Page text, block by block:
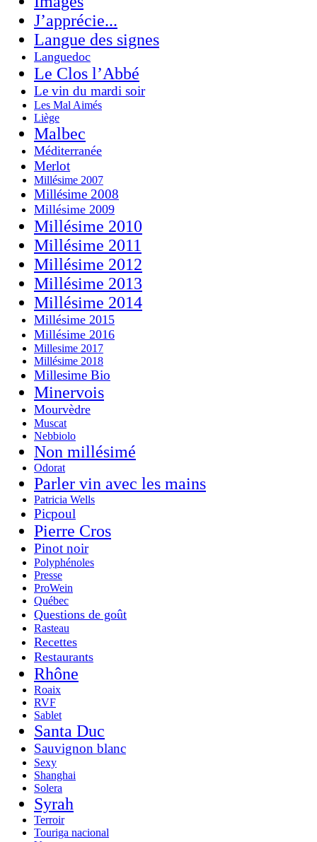
J’apprécie...
Langue des signes
Languedoc
Le Clos l’Abbé
Le vin du mardi soir
Les Mal Aimés
Liège
Malbec
Méditerranée
Merlot
Millésime 2007
Millésime 2008
Millésime 2009
Millésime 2010
Millésime 2011
Millésime 2012
Millésime 2013
Millésime 2014
Millésime 2015
Millésime 2016
Millesime 2017
Millésime 2018
Millesime Bio
Minervois
Mourvèdre
Muscat
Nebbiolo
Non millésimé
Odorat
Parler vin avec les mains
Patricia Wells
Picpoul
Pierre Cros
Pinot noir
Polyphénoles
Presse
ProWein
Québec
Questions de goût
Rasteau
Recettes
Restaurants
Rhône
Roaix
RVF
Sablet
Santa Duc
Sauvignon blanc
Sexy
Shanghai
Solera
Syrah
Terroir
Touriga nacional